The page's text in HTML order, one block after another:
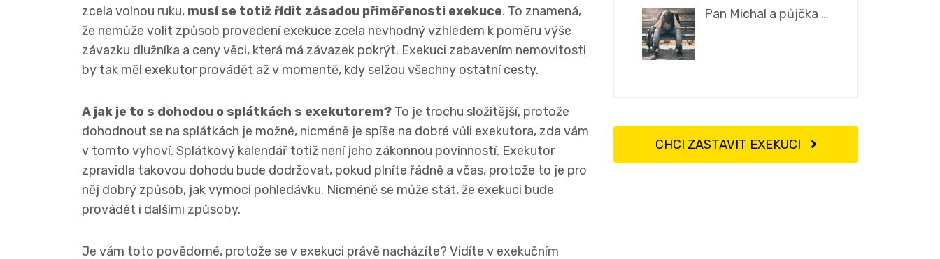
zcela volnou ruku, musí se totiž řídit zásadou přiměřenosti exekuce. To znamená,
že nemůže volit způsob provedení exekuce zcela nevhodný vzhledem k poměru výše
závazku dlužníka a ceny věci, která má závazek pokrýt. Exekuci zabavením nemovitosti
by tak měl exekutor provádět až v momentě, kdy selžou všechny ostatní cesty.
A jak je to s dohodou o splátkách s exekutorem? To je trochu složitější, protože
dohodnout se na splátkách je možné, nicméně je spíše na dobré vůli exekutora, zda vám
v tomto vyhoví. Splátkový kalendář totiž není jeho zákonnou povinností. Exekutor
zpravidla takovou dohodu bude dodržovat, pokud plníte řádně a včas, protože to je pro
něj dobrý způsob, jak vymoci pohledávku. Nicméně se může stát, že exekuci bude
provádět i dalšími způsoby.
Je vám toto povědomé, protože se v exekuci právě nacházíte? Vidíte v exekučním
Pan Michal a půjčka …
CHCI ZASTAVIT EXEKUCI